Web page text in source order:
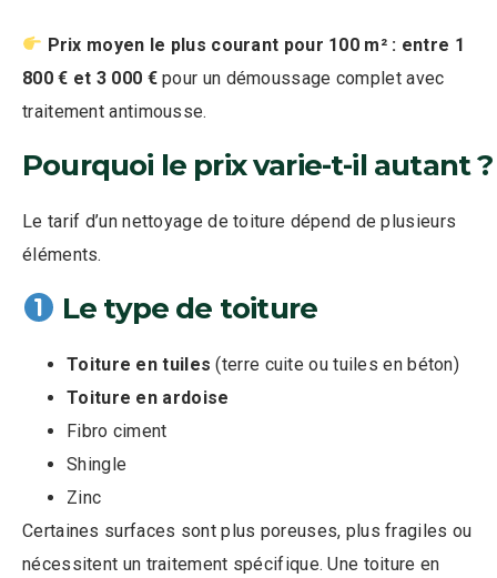
Prix moyen le plus courant pour 100 m² : entre 1
800 € et 3 000 €pour un démoussage complet avec
traitement antimousse.
Pourquoi le prix varie-t-il autant ?
Le tarif d’un nettoyage de toiture dépend de plusieurs
éléments.
Le type de toiture
Toiture en tuiles (terre cuite ou tuiles en béton)
Toiture en ardoise
Fibro ciment
Shingle
Zinc
Certaines surfaces sont plus poreuses, plus fragiles ou
nécessitent un traitement spécifique. Une toiture en